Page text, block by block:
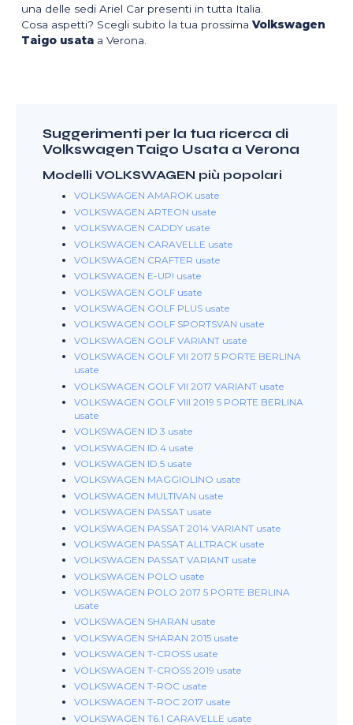
una delle sedi Ariel Car presenti in tutta Italia.
Cosa aspetti? Scegli subito la tua prossimaVolkswagen
Taigo usata a Verona.
Suggerimenti per la tua ricerca di
Volkswagen Taigo Usata a Verona
Modelli VOLKSWAGEN più popolari
VOLKSWAGEN AMAROK usate
VOLKSWAGEN ARTEON usate
VOLKSWAGEN CADDY usate
VOLKSWAGEN CARAVELLE usate
VOLKSWAGEN CRAFTER usate
VOLKSWAGEN E-UP! usate
VOLKSWAGEN GOLF usate
VOLKSWAGEN GOLF PLUS usate
VOLKSWAGEN GOLF SPORTSVAN usate
VOLKSWAGEN GOLF VARIANT usate
VOLKSWAGEN GOLF VII 2017 5 PORTE BERLINA
usate
VOLKSWAGEN GOLF VII 2017 VARIANT usate
VOLKSWAGEN GOLF VIII 2019 5 PORTE BERLINA
usate
VOLKSWAGEN ID.3 usate
VOLKSWAGEN ID.4 usate
VOLKSWAGEN ID.5 usate
VOLKSWAGEN MAGGIOLINO usate
VOLKSWAGEN MULTIVAN usate
VOLKSWAGEN PASSAT usate
VOLKSWAGEN PASSAT 2014 VARIANT usate
VOLKSWAGEN PASSAT ALLTRACK usate
VOLKSWAGEN PASSAT VARIANT usate
VOLKSWAGEN POLO usate
VOLKSWAGEN POLO 2017 5 PORTE BERLINA
usate
VOLKSWAGEN SHARAN usate
VOLKSWAGEN SHARAN 2015 usate
VOLKSWAGEN T-CROSS usate
VOLKSWAGEN T-CROSS 2019 usate
VOLKSWAGEN T-ROC usate
VOLKSWAGEN T-ROC 2017 usate
VOLKSWAGEN T6.1 CARAVELLE usate